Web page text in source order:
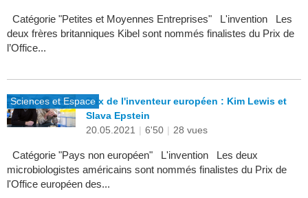
Catégorie "Petites et Moyennes Entreprises" L'invention Les
deux frères britanniques Kibel sont nommés finalistes du Prix de
l’Office...
Sciences et EspacePrix de l'inventeur européen : Kim Lewis et
Slava Epstein
20.05.2021 | 6'50 | 28 vues
Catégorie "Pays non européen" L'invention Les deux
microbiologistes américains sont nommés finalistes du Prix de
l'Office européen des...